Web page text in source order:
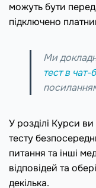
можуть бути
підключено
Ми
тест в чат-
У розділі Курси
тесту
питання та інші
відповідей та
декілька.